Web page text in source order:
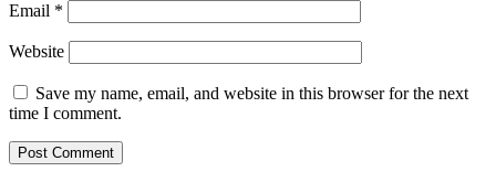
Email *
Website
Save my name, email, and website in this browser for the next
time I comment.